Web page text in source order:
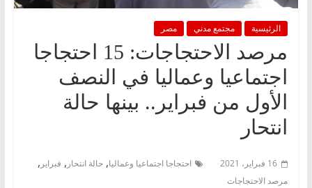
الرئيسية مجتمع مدني مصر
مرصد الاحتجاجات: 15 احتجاجا
اجتماعيا وعماليا في النصف
الأول من فبراير.. بينها حالة
انتحار
16 فبراير، 2021 احتجاجا اجتماعيا وعماليا, حالة انتحار , فبراير ,
مرصد الاحتجاجات